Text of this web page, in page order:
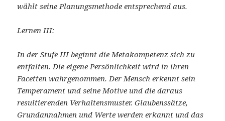
wählt seine Planungsmethode entsprechend aus.
Lernen III:
In der Stufe III beginnt die Metakompetenz sich zu
entfalten. Die eigene Persönlichkeit wird in ihren
Facetten wahrgenommen. Der Mensch erkennt sein
Temperament und seine Motive und die daraus
resultierenden Verhaltensmuster. Glaubenssätze,
Grundannahmen und Werte werden erkannt und das